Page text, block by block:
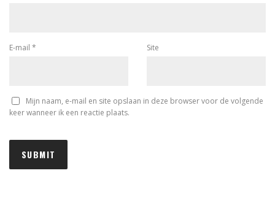
E-mail * Site
Mijn naam, e-mail en site opslaan in deze browser voor de volgende
keer wanneer ik een reactie plaats.